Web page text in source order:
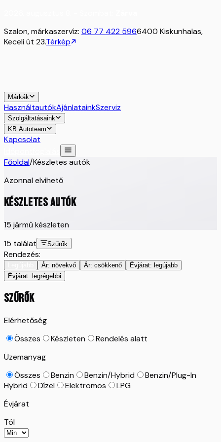
Szalon, márkaszervíz: 06 77 422 5966400 Kiskunhalas,
Keceli út 23.Térkép
Márkák
HasználtautókAjánlatainkSzerviz
Szolgáltatásaink
KB Autoteam
Kapcsolat
Főoldal/Készletes autók
Azonnal elvihető
KÉSZLETES AUTÓK
15 jármű készleten
15 találat Szűrők
Rendezés:
Ár: növekvő Ár: csökkenő
Évjárat: legújabb
Évjárat: legrégebbi
SZŰRŐK
Elérhetőség
Összes
Készleten
Rendelés alatt
Üzemanyag
Összes
Benzin Benzin/Hybrid
Benzin/Plug-In
Hybrid
Dízel Elektromos
LPG
Évjárat
Tól